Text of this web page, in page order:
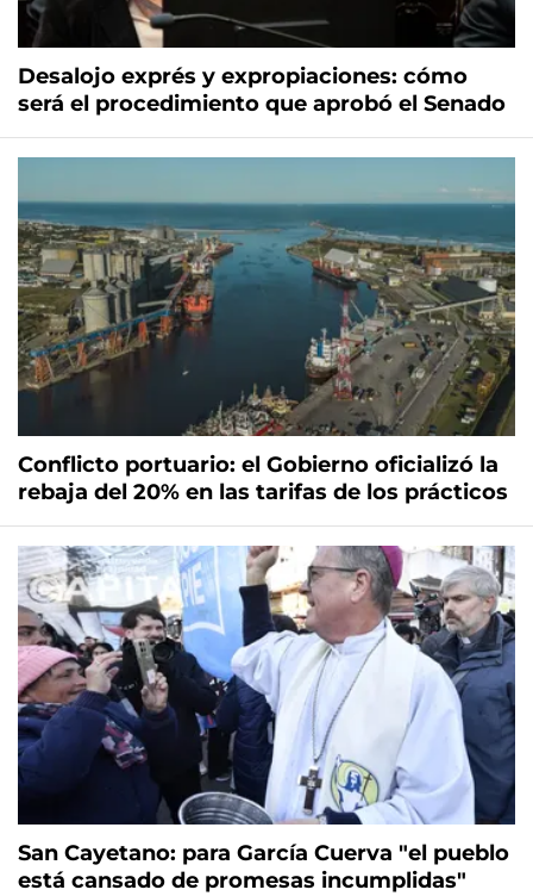
Desalojo exprés y expropiaciones: cómo
será el procedimiento que aprobó el Senado
Conflicto portuario: el Gobierno oficializó la
rebaja del 20% en las tarifas de los prácticos
San Cayetano: para García Cuerva "el pueblo
está cansado de promesas incumplidas"